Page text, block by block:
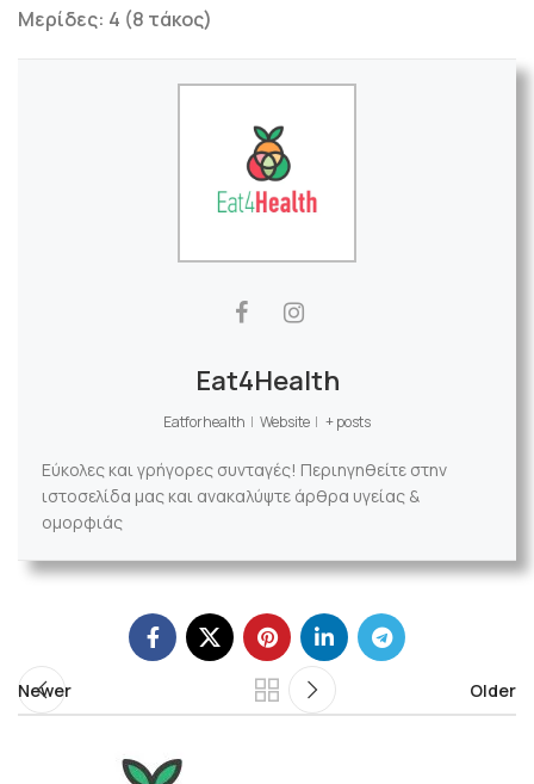
Μερίδες: 4 (8 τάκος)
Eat4Health
Eatforhealth | Website | + posts
Εύκολες και γρήγορες συνταγές! Περιηγηθείτε στην
ιστοσελίδα μας και ανακαλύψτε άρθρα υγείας &
ομορφιάς
Newer Older